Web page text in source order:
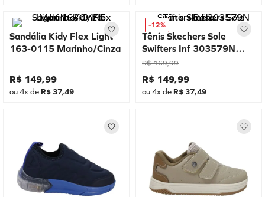
Sandália Kidy Flex Light
163-0115 Marinho/Cinza
R$ 149,99
ou4x de R$ 37,49
-12%
Tênis Skechers Sole
Swifters Inf 303579N
Rosa
R$ 169,99
R$ 149,99
ou4x de R$ 37,49